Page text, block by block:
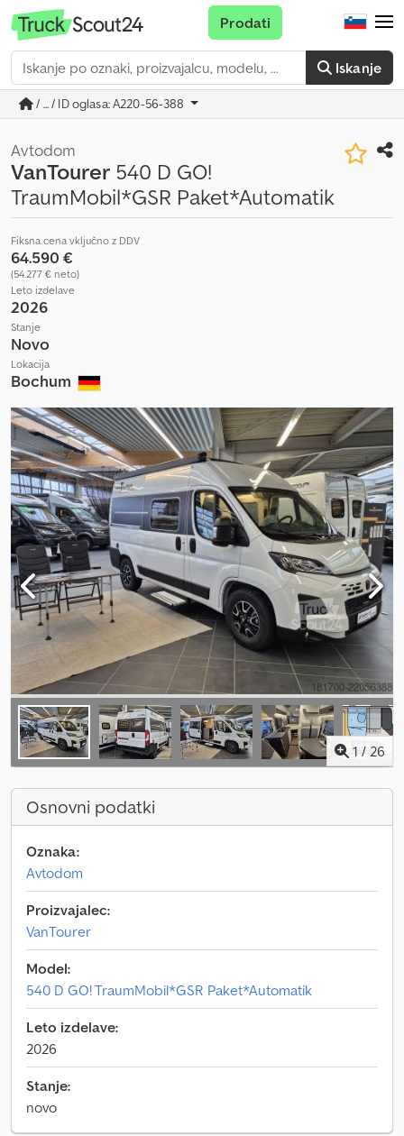
Iskanje
Prodati
/ ... / ID oglasa: A220-56-388
Avtodom
VanTourer 540 D GO!
TraumMobil*GSR Paket*Automatik
Fiksna cena vključno z DDV
64.590 €
(54.277 € neto)
Leto izdelave
2026
Stanje
Novo
Lokacija
Bochum
1 / 26
Osnovni podatki
Oznaka:
Avtodom
Proizvajalec:
VanTourer
Model:
540 D GO! TraumMobil*GSR Paket*Automatik
Leto izdelave:
2026
Stanje:
novo